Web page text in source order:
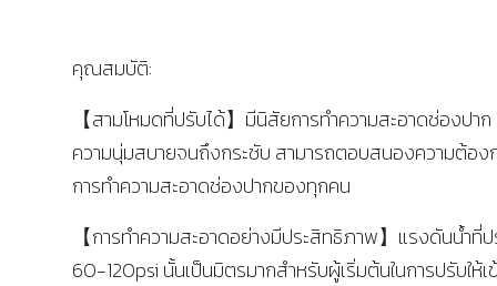
คุณสมบัติ:
【สามโหมดที่ปรับได้】มีนิสัยการทำความสะอาดช่องปา
ความนุ่มสบายจนถึงกระชับ สามารถตอบสนองความต้อง
การทำความสะอาดช่องปากของทุกคน
【การทำความสะอาดอย่างมีประสิทธิภาพ】แรงดันน้ำที่
60-120psi นั้นเป็นมิตรมากสำหรับผู้เริ่มต้นในการปรับให้เ